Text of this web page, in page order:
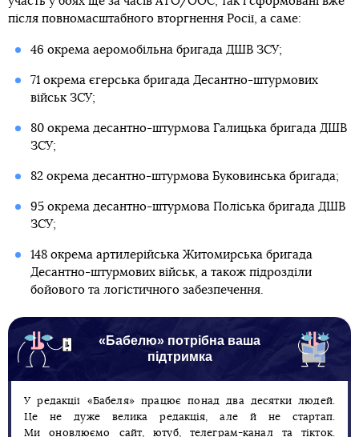
після повномасштабного вторгнення Росії, а саме:
46 окрема аеромобільна бригада ДШВ ЗСУ;
71 окрема єгерська бригада Десантно-штурмових
військ ЗСУ;
80 окрема десантно-штурмова Галицька бригада ДШВ
ЗСУ;
82 окрема десантно-штурмова Буковинська бригада;
95 окрема десантно-штурмова Поліська бригада ДШВ
ЗСУ;
148 окрема артилерійська Житомирська бригада
Десантно-штурмових військ, а також підрозділи
бойового та логістичного забезпечення.
«Бабелю» потрібна ваша
підтримка
У редакції «Бабеля» працює понад два десятки людей.
Це не дуже велика редакція, але й не стартап.
Ми оновлюємо сайт, ютуб, телеграм-канал та тікток.